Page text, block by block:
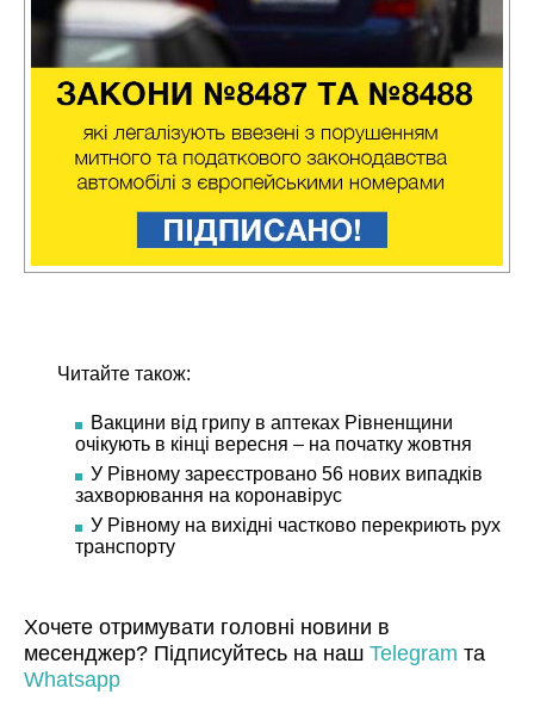
Читайте також:
Вакцини від грипу в аптеках Рівненщини
очікують в кінці вересня – на початку жовтня
У Рівному зареєстровано 56 нових випадків
захворювання на коронавірус
У Рівному на вихідні частково перекриють рух
транспорту
Хочете отримувати головні новини в
месенджер? Підписуйтесь на наш Telegram та
Whatsapp